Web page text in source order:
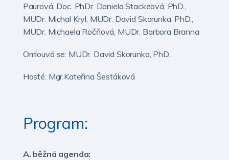
Paurová, Doc. PhDr. Daniela Stackeová, PhD.,
MUDr. Michal Kryl, MUDr. David Skorunka, PhD.,
MUDr. Michaela Ročňová, MUDr. Barbora Branna
Omlouvá se: MUDr. David Skorunka, PhD.
Hosté: Mgr.Kateřina Šestáková
Program:
A. běžná agenda: